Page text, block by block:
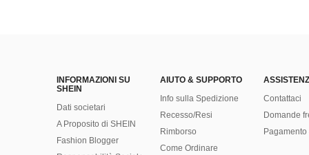
INFORMAZIONI SU
SHEIN
Dati societari
A Proposito di SHEIN
Fashion Blogger
AIUTO & SUPPORTO
Info sulla Spedizione
Recesso/Resi
Rimborso
Come Ordinare
Contattaci
Domande
Pagamento